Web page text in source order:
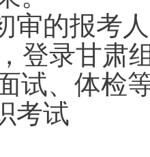
审的报考
登录甘肃
试、体检
考试